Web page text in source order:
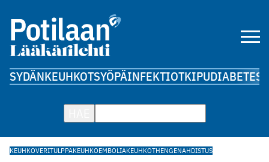
SYDÄNKEUHKOTSYÖPÄINFEKTIOTKIPUDIABETES
KEUHKOVERITULPPAKEUHKOEMBOLIAKEUHKOTHENGENAHDISTUS